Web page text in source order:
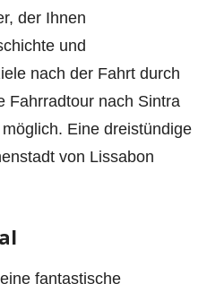
der Ihnen
und
nach der Fahrt durch
Fahrradtour nach Sintra
Eine dreistündige
von Lissabon
fantastische